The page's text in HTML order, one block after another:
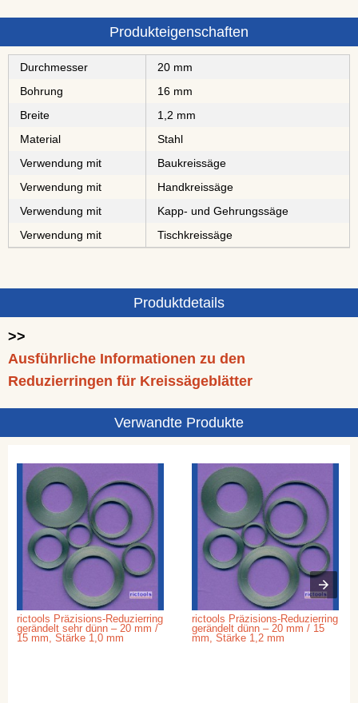
Produkteigenschaften
Durchmesser
20 mm
Bohrung
16 mm
Breite
1,2 mm
Material
Stahl
Verwendung mit
Baukreissäge
Verwendung mit
Handkreissäge
Verwendung mit
Kapp- und Gehrungssäge
Verwendung mit
Tischkreissäge
Produktdetails
>>
Ausführliche Informationen zu den
Reduzierringen für Kreissägeblätter
Verwandte Produkte
rictools Präzisions-Reduzierring
gerändelt sehr dünn – 20 mm /
15 mm, Stärke 1,0 mm
rictools Präzisions-Reduzierring
gerändelt dünn – 20 mm / 15
mm, Stärke 1,2 mm